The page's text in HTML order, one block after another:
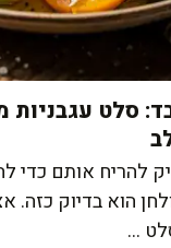
סלט עגבניות
להריח אותם כדי
הוא בדיוק כזה.
...